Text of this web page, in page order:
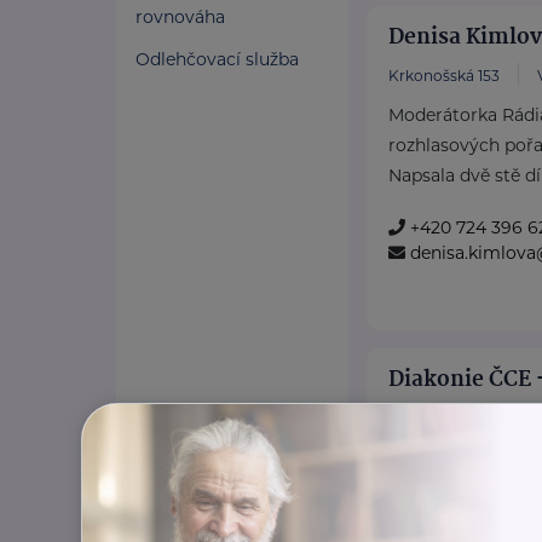
rovnováha
Odlehčovací služba
Denisa
Krkonošská 153
Moderátorka
rozhlasových
Napsala dvě stě
+420 724 396
Diakonie
seniorům a lidem